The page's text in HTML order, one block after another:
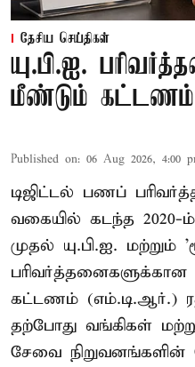
தேசிய செய்திகள்
யு.பி.ஐ.
மீண்டும்
Published on: 06 Aug 2026, 4:00
டிஜிட்டல் பணப்
வகையில் கடந்த
முதல் யு.பி.ஐ. மற்றும்
பரிவர்த்தனைகளுக்கான
கட்டணம் (எம்.டி.ஆர்.)
தற்போது வங்கிகள்
சேவை நிறுவனங்களின்